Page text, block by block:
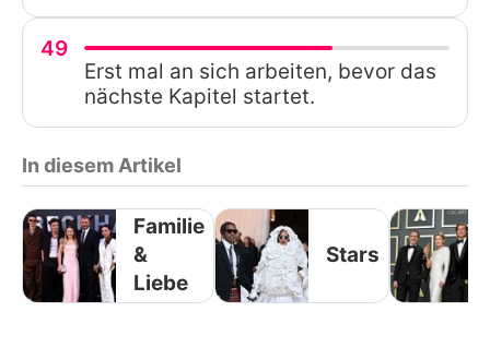
49
Erst mal an sich arbeiten, bevor das
nächste Kapitel startet.
In diesem Artikel
Familie
&
Liebe
Stars